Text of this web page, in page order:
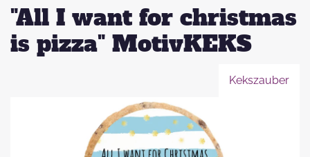
"All I want for christmas
is pizza" MotivKEKS
Kekszauber